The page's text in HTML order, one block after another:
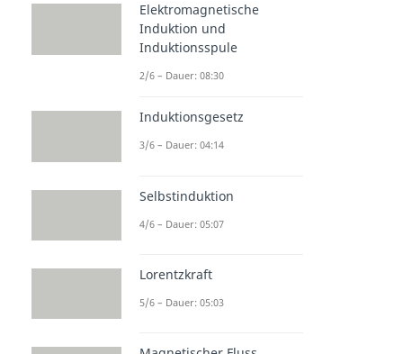
Elektromagnetische
Induktion und
Induktionsspule
2/6 – Dauer: 08:30
Induktionsgesetz
3/6 – Dauer: 04:14
Selbstinduktion
4/6 – Dauer: 05:07
Lorentzkraft
5/6 – Dauer: 05:03